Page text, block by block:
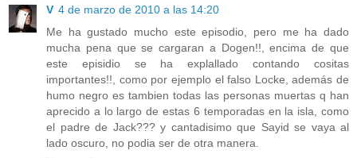
V 4 de marzo de 2010 a las 14:20
Me ha gustado mucho este episodio, pero me ha dado
mucha pena que se cargaran a Dogen!!, encima de que
este episidio se ha explallado contando cositas
importantes!!, como por ejemplo el falso Locke, además de
humo negro es tambien todas las personas muertas q han
aprecido a lo largo de estas 6 temporadas en la isla, como
el padre de Jack??? y cantadisimo que Sayid se vaya al
lado oscuro, no podia ser de otra manera.